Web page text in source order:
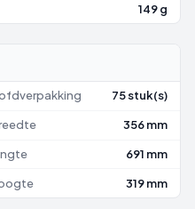
149 g
75 stuk(s)
356 mm
691 mm
319 mm